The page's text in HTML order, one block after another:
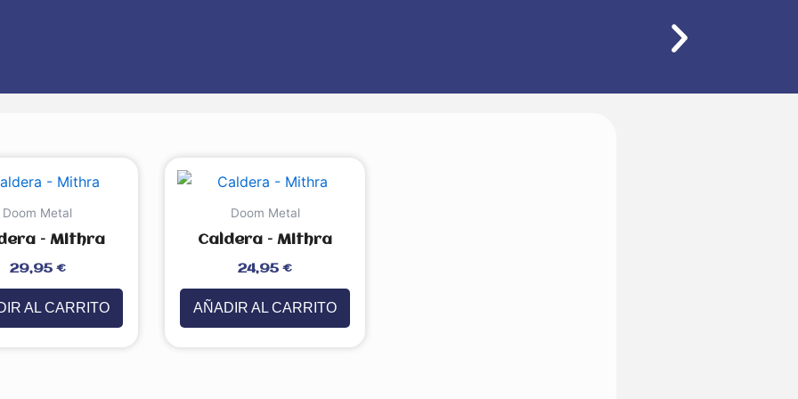
Doom Metal
– Mithra
29,95 €
AL CARRITO
Doom Metal
Caldera – Mithra
24,95€
AÑADIR AL CARRITO